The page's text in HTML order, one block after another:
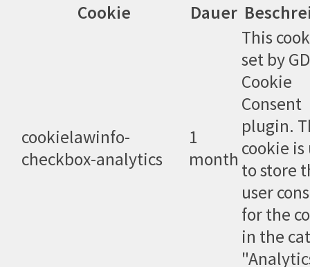
Cookie
Dauer
cookielawinfo-
checkbox-analytics
1
month
This
set by
Cookie
Consent
plugin.
cookie is
to store
user
for the
in the